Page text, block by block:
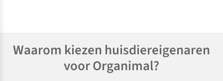
Waarom kiezen huisdiereigenaren
voor Organimal?